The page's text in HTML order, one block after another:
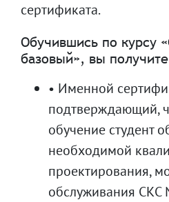
сертификата.
Обучившись по курсу
базовый», вы
• Именной
подтверждающий,
обучение студент
необходимой
проектирования,
обслуживания СКС